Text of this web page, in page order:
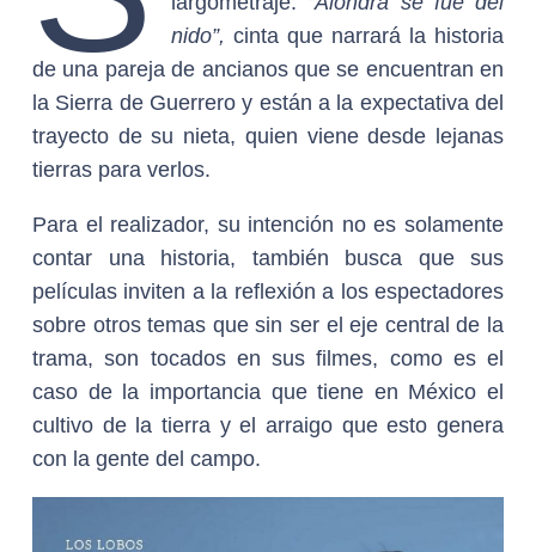
nido”,cinta que narrará la historia
de una pareja de ancianos que se encuentran en
la Sierra de Guerrero y están a la expectativa del
trayecto de su nieta, quien viene desde lejanas
tierras para verlos.
Para el realizador, su intención no es solamente
contar una historia, también busca que sus
películas inviten a la reflexión a los espectadores
sobre otros temas que sin ser el eje central de la
trama, son tocados en sus filmes, como es el
caso de la importancia que tiene en México el
cultivo de la tierra y el arraigo que esto genera
con la gente del campo.